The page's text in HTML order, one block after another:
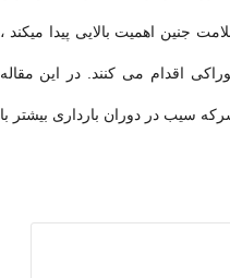
اهمیت بالایی پیدا میکند ،
اقدام می کنند. در این مقاله
سیب در دوران بارداری بیشتر با